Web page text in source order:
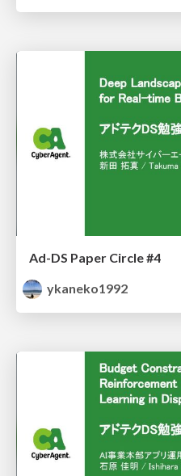
Ad-DS Paper Circle #4
ykaneko1992